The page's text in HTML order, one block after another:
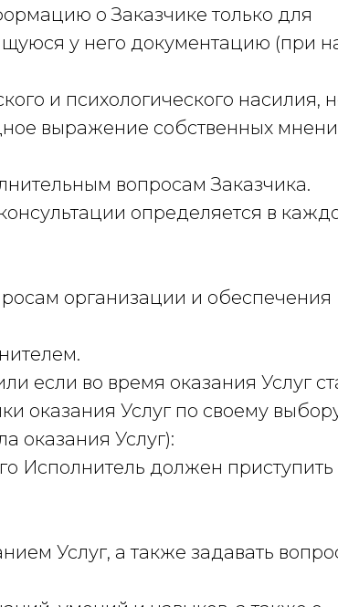
о Заказчике только для
у него документацию (при
и психологического насилия,
выражение собственных
вопросам Заказчика.
определяется в
организации и обеспечения
если во время оказания Услуг
оказания Услуг по своему
оказания Услуг):
Исполнитель должен приступить
Услуг, а также задавать